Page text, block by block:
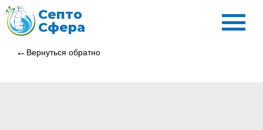
Септо
Сфера
Вернуться обратно